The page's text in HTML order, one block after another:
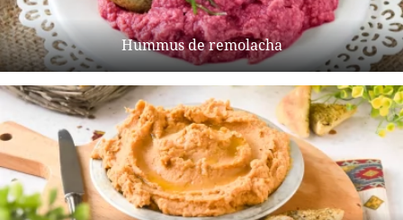
Hummus de remolacha